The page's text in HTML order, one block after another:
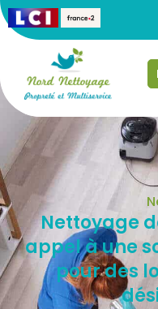
Nettoyage
appel à une
pour des